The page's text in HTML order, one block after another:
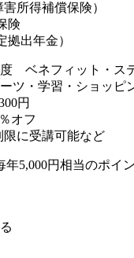
所得補償保険）
険
出年金）
ベネフィット・ス
ツ・学習・ショッピ
円
オフ
に受講可能など
5,000円相当のポイ